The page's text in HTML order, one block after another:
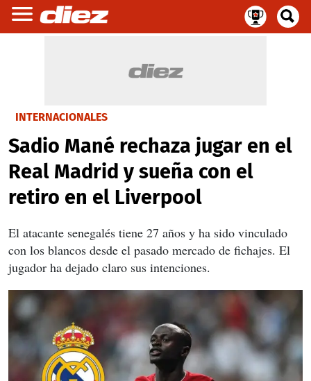
INTERNACIONALES
Sadio Mané rechaza jugar en el
Real Madrid y sueña con el
retiro en el Liverpool
El atacante senegalés tiene 27 años y ha sido vinculado
con los blancos desde el pasado mercado de fichajes. El
jugador ha dejado claro sus intenciones.